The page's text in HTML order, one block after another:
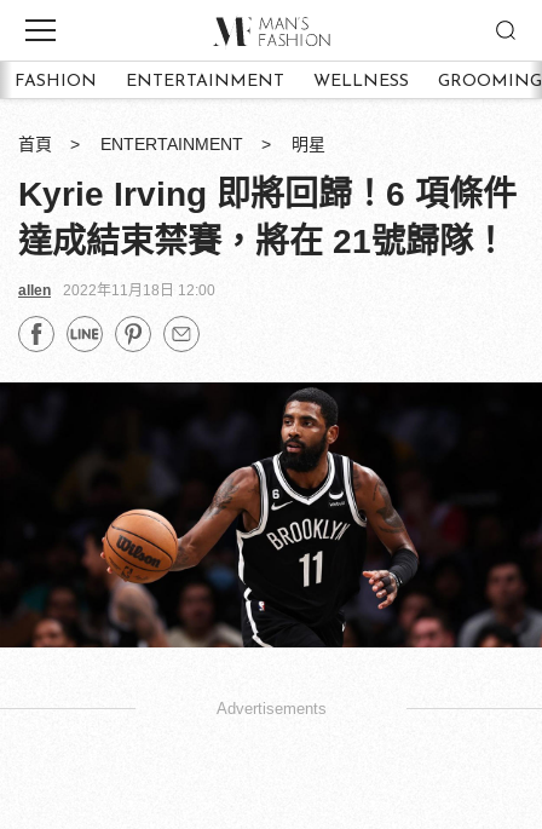
FASHION ENTERTAINMENT WELLNESS GROOMING
首頁 ENTERTAINMENT 明星
Kyrie Irving 即將回歸！6 項條件
達成結束禁賽，將在 21號歸隊！
allen 2022年11月18日 12:00
Advertisements